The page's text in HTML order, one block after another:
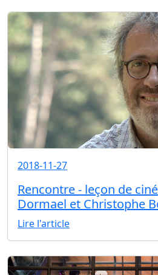
2018-11-27
Rencontre - leçon de
Dormael et Christophe
Lire l'article